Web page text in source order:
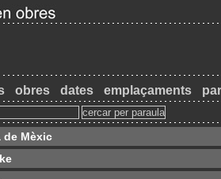
obres dates emplaçaments
de Mèxic